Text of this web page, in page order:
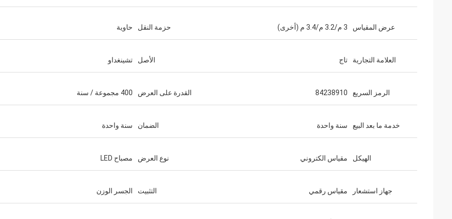
عرض المقياس 3 م/3.2 م/3.4 م (أخرى) حزمة النقل حاوية
العلامة التجارية تاج الأصل تشينغداو
الرمز السريع 84238910 القدرة على العرض 400 مجموعة / سنة
خدمة ما بعد البيع سنة واحدة الضمان سنة واحدة
الهيكل مقياس الكتروني نوع العرض مصباح LED
جهاز استشعار مقياس رقمي التثبيت الجسر الوزن